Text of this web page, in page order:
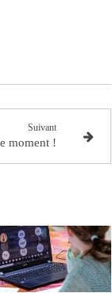
Suivant
moment !